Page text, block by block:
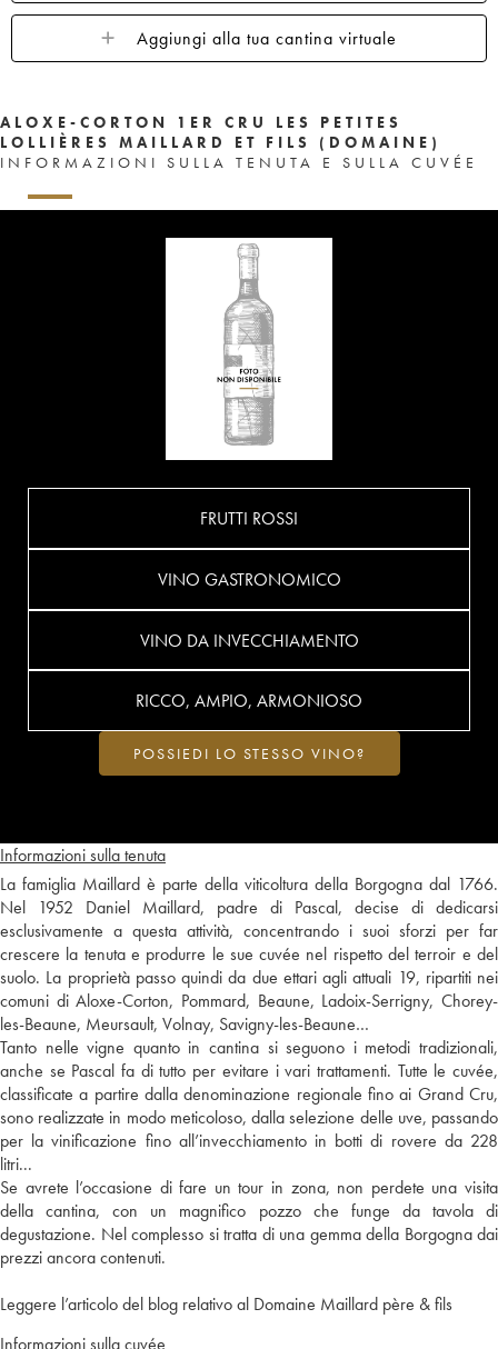
Aggiungi alla tua cantina virtuale
ALOXE-CORTON 1ER CRU LES PETITES
LOLLIÈRES MAILLARD ET FILS (DOMAINE)
INFORMAZIONI SULLA TENUTA E SULLA CUVÉE
Informazioni sulla tenuta
La famiglia Maillard è parte della viticoltura della Borgogna dal 1766.
Nel 1952 Daniel Maillard, padre di Pascal, decise di dedicarsi
esclusivamente a questa attività, concentrando i suoi sforzi per far
crescere la tenuta e produrre le sue cuvée nel rispetto del terroir e del
suolo. La proprietà passo quindi da due ettari agli attuali 19, ripartiti nei
comuni di Aloxe-Corton, Pommard, Beaune, Ladoix-Serrigny, Chorey-
les-Beaune, Meursault, Volnay, Savigny-les-Beaune…
Tanto nelle vigne quanto in cantina si seguono i metodi tradizionali,
anche se Pascal fa di tutto per evitare i vari trattamenti. Tutte le cuvée,
classificate a partire dalla denominazione regionale fino ai Grand Cru,
sono realizzate in modo meticoloso, dalla selezione delle uve, passando
per la vinificazione fino all’invecchiamento in botti di rovere da 228
litri...
Se avrete l’occasione di fare un tour in zona, non perdete una visita
della cantina, con un magnifico pozzo che funge da tavola di
degustazione. Nel complesso si tratta di una gemma della Borgogna dai
prezzi ancora contenuti.
Leggere l’articolo del blog relativo al Domaine Maillard père & fils
Informazioni sulla cuvée
FRUTTI ROSSI
VINO GASTRONOMICO
VINO DA INVECCHIAMENTO
RICCO, AMPIO, ARMONIOSO
POSSIEDI LO STESSO VINO?